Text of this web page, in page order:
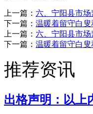
上一篇： 六、宁阳县市
下一篇： 温暖着留守白
上一篇： 六、宁阳县市
下一篇： 温暖着留守白
推荐资讯
出格声明：以上